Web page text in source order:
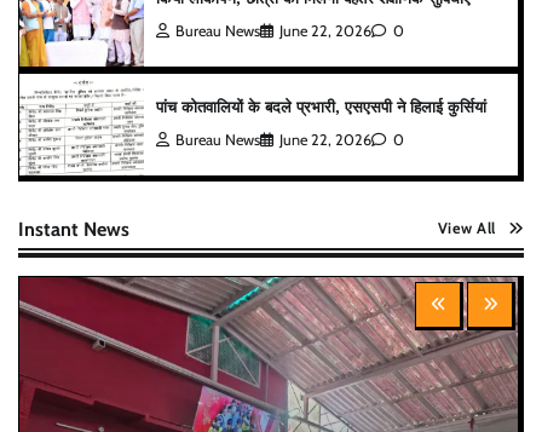
Bureau News June 22, 2026 0
पांच कोतवालियों के बदले प्रभारी, एसएसपी ने हिलाई कुर्सियां
Bureau News June 22, 2026 0
Instant News View All